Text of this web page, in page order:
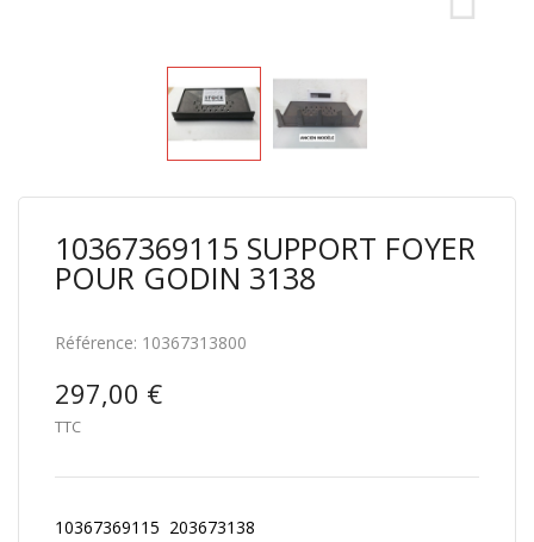
10367369115 SUPPORT FOYER
POUR GODIN 3138
Référence: 10367313800
297,00 €
TTC
10367369115 203673138